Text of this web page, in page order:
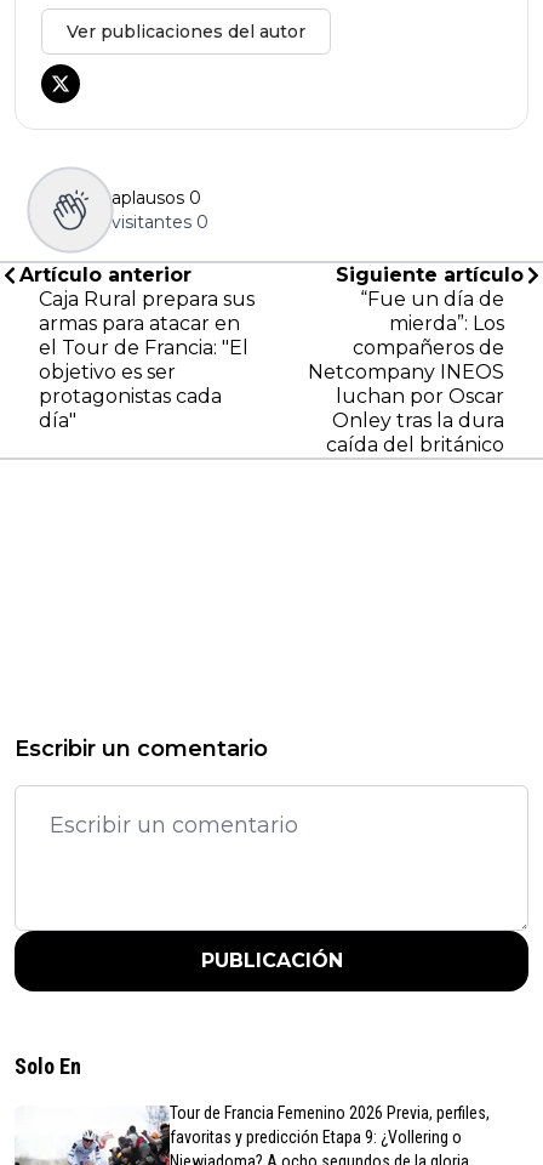
Ver publicaciones del autor
aplausos 0
visitantes 0
Artículo anterior
Caja Rural prepara sus
armas para atacar en
el Tour de Francia: "El
objetivo es ser
protagonistas cada
día"
Siguiente artículo
“Fue un día de
mierda”: Los
compañeros de
Netcompany INEOS
luchan por Oscar
Onley tras la dura
caída del británico
Escribir un comentario
PUBLICACIÓN
Solo En
Tour de Francia Femenino 2026 Previa, perfiles,
favoritas y predicción Etapa 9: ¿Vollering o